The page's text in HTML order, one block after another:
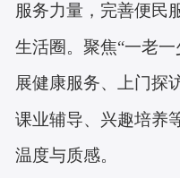
服务力量，完善便民
生活圈。聚焦“一老
展健康服务、上门探
课业辅导、兴趣培养
温度与质感。